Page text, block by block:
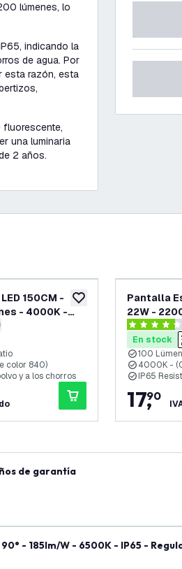
lúmenes, lo
indicando la
de agua. Por
esta razón, esta
fluorescente,
una luminaria
2 años.
añadir a lista de deseos
150CM -
- 4000K -
de reseñas
color 840)
y a los chorros
Pantalla
22W -
IP65 - con
4.3 estrellas
En stock
100
4000K -
IP65
17,
90
de garantía
- 185lm/W - 6500K - IP65 -